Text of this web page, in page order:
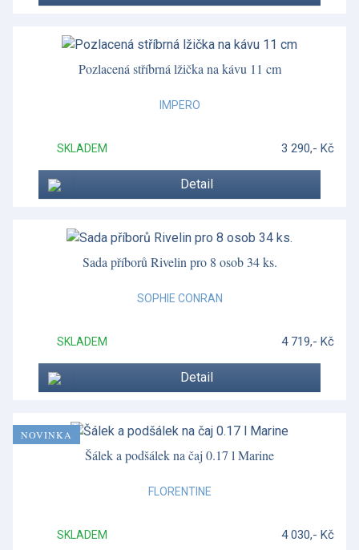
Pozlacená stříbrná lžička na kávu 11 cm
IMPERO
SKLADEM 3 290,- Kč
Detail
Sada příborů Rivelin pro 8 osob 34 ks.
SOPHIE CONRAN
SKLADEM 4 719,- Kč
Detail
Šálek a podšálek na čaj 0.17 l Marine
FLORENTINE
SKLADEM 4 030,- Kč
NOVINKA
Vera Wang - Luxe Graphite
Wild Strawberry
Wild Strawberry Inky Blue
Woodland Tales